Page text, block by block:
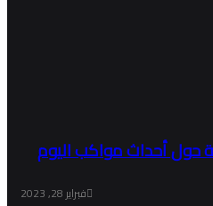
حول أحداث مواكب اليوم
فبراير 28, 2023